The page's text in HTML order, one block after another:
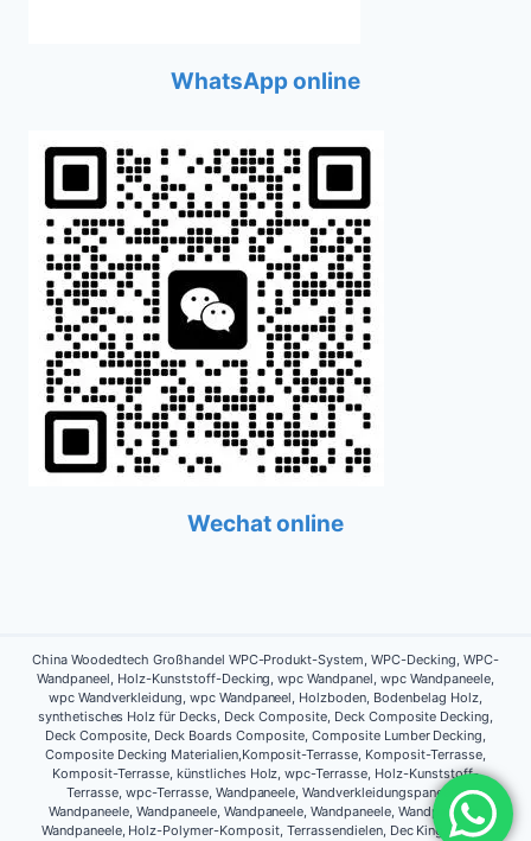
WhatsApp online
Wechat online
China Woodedtech Großhandel WPC-Produkt-System, WPC-Decking, WPC-
Wandpaneel, Holz-Kunststoff-Decking, wpc Wandpanel, wpc Wandpaneele,
wpc Wandverkleidung, wpc Wandpaneel, Holzboden, Bodenbelag Holz,
synthetisches Holz für Decks, Deck Composite, Deck Composite Decking,
Deck Composite, Deck Boards Composite, Composite Lumber Decking,
Composite Decking Materialien,Komposit-Terrasse, Komposit-Terrasse,
Komposit-Terrasse, künstliches Holz, wpc-Terrasse, Holz-Kunststoff-
Terrasse, wpc-Terrasse, Wandpaneele, Wandverkleidungspaneele,
Wandpaneele, Wandpaneele, Wandpaneele, Wandpaneele, Wandpaneele,
Wandpaneele, Holz-Polymer-Komposit, Terrassendielen, Dec King, Dec K,